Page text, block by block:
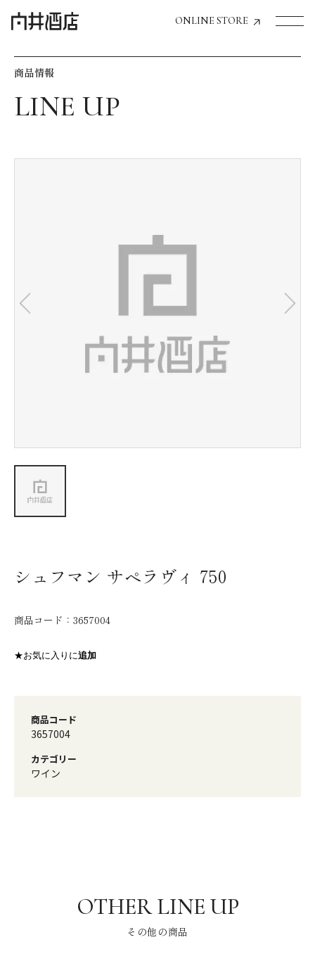
ONLINE STORE
飲食店経営のお客様
お気に入り機能の活用方法
会社情報
商品情報
シュフマン サペラヴィ 750
商品コード： 3657004
★お気に入りに追加
商品コード
3657004
カテゴリー
ワイン
その他の商品